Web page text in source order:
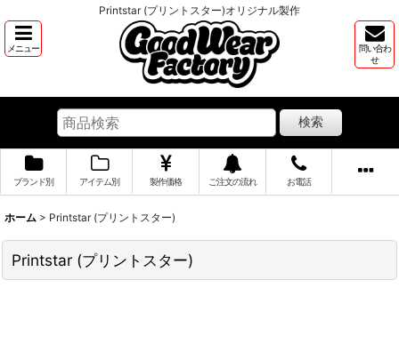
Printstar (プリントスター)オリジナル製作
メニュー
問い合わ
せ
検索
ブランド別 アイテム別 製作価格 ご注文の流れ お電話
ホーム > Printstar (プリントスター)
Printstar (プリントスター)